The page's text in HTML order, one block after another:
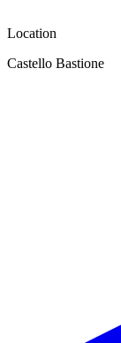
Location
Castello Bastione